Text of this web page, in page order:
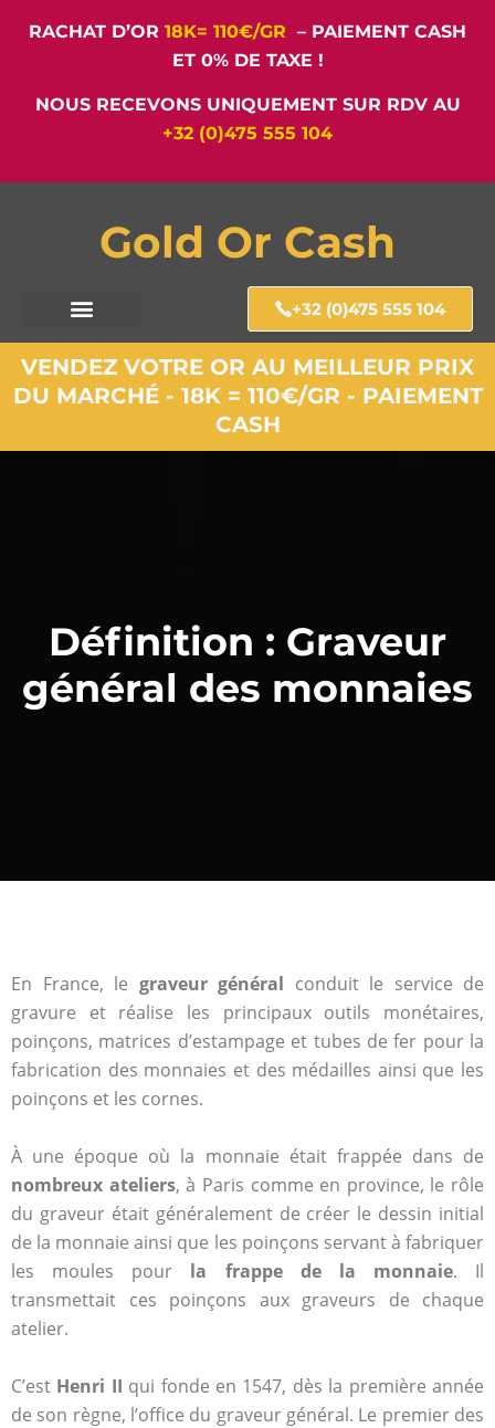
RACHAT D’OR 18K= 110€/GR – PAIEMENT CASH
ET 0% DE TAXE !
NOUS RECEVONS UNIQUEMENT SUR RDV AU
+32 (0)475 555 104
Gold Or Cash
+32 (0)475 555 104
VENDEZ VOTRE OR AU MEILLEUR PRIX
DU MARCHÉ - 18K = 110€/GR - PAIEMENT
CASH
Définition : Graveur
général des monnaies
En France, le graveur général conduit le service de
gravure et réalise les principaux outils monétaires,
poinçons, matrices d’estampage et tubes de fer pour la
fabrication des monnaies et des médailles ainsi que les
poinçons et les cornes.
À une époque où la monnaie était frappée dans de
nombreux ateliers, à Paris comme en province, le rôle
du graveur était généralement de créer le dessin initial
de la monnaie ainsi que les poinçons servant à fabriquer
les moules pour la frappe de la monnaie. Il
transmettait ces poinçons aux graveurs de chaque
atelier.
C’est Henri II qui fonde en 1547, dès la première année
de son règne, l’office du graveur général. Le premier des